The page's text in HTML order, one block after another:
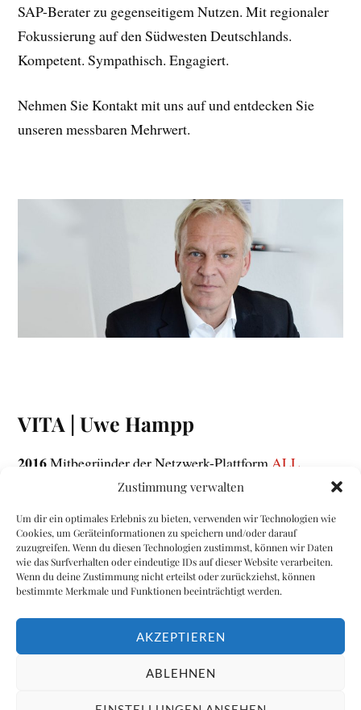
Zustimmung verwalten
Um dir ein optimales Erlebnis zu bieten, verwenden wir Technologien wie
Cookies, um Geräteinformationen zu speichern und/oder darauf
zuzugreifen. Wenn du diesen Technologien zustimmst, können wir Daten
wie das Surfverhalten oder eindeutige IDs auf dieser Website verarbeiten.
Wenn du deine Zustimmung nicht erteilst oder zurückziehst, können
bestimmte Merkmale und Funktionen beeinträchtigt werden.
AKZEPTIEREN
ABLEHNEN
SAP-Berater zu gegenseitigem Nutzen. Mit regionaler
Fokussierung auf den Südwesten Deutschlands.
Kompetent. Sympathisch. Engagiert.
Nehmen Sie Kontakt mit uns auf und entdecken Sie
unseren messbaren Mehrwert.
VITA | Uwe Hampp
2016Mitbegründer der Netzwerk-Plattform ALL
2014 UHC Uwe Hampp Consulting, Geschäftsführer
2008Hampp + Partner GmbH, Partner
1995SAP AG, Vertriebsleiter Mittelstand
1991Siemens Nixdorf, Teamleiter
Nixdorf Computer, Vertrieb